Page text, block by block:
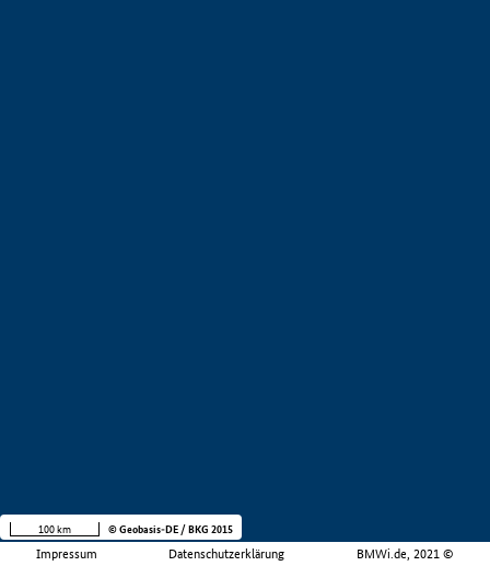
Impressum Datenschutzerklärung BMWi.de, 2021 ©
100 km © Geobasis-DE / BKG 2015